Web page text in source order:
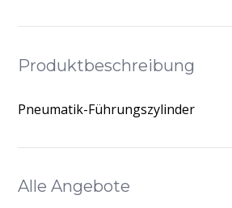
Produktbeschreibung
Pneumatik-Führungszylinder
Alle Angebote